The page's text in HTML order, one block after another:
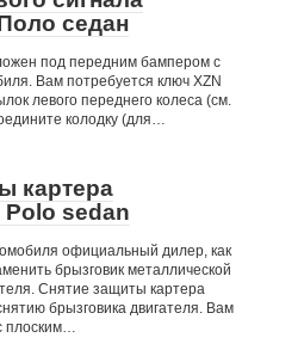
седан
под передним бампером с
Вам потребуется ключ XZN
левого переднего колеса (см.
колодку (для…
картера
Polo sedan
официальный дилер, как
брызговик металлической
Снятие защиты картера
брызговика двигателя. Вам
плоским…